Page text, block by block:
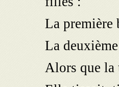
La première
La
Alors que la